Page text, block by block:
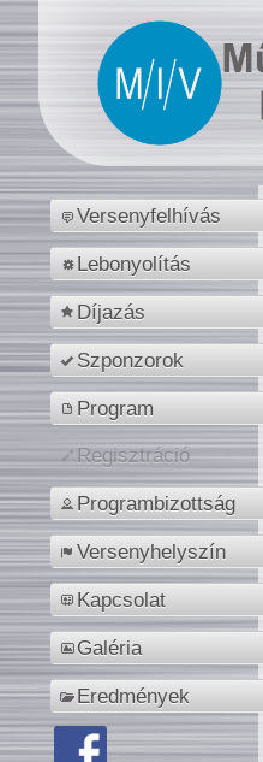
Versenyfelhívás
Lebonyolítás
Díjazás
Szponzorok
Program
Regisztráció
Programbizottság
Versenyhelyszín
Kapcsolat
Galéria
Eredmények